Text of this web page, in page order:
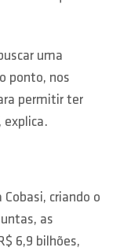
uma
ponto, nos
permitir ter
explica.
criando o
as
6,9 bilhões,